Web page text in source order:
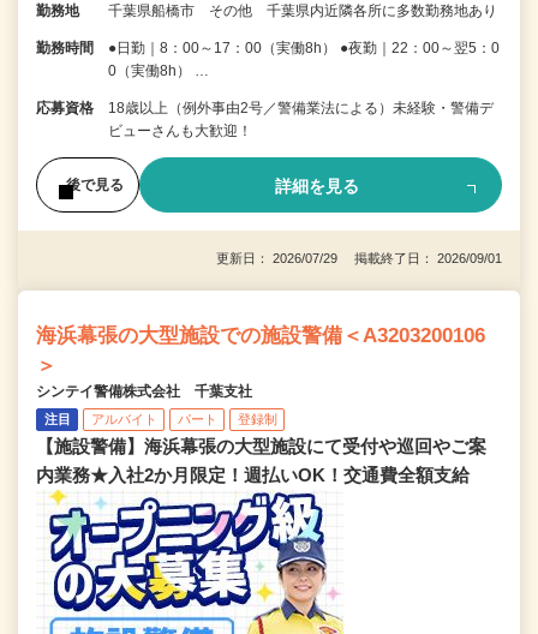
勤務地 千葉県船橋市 その他 千葉県内近隣各所に多数勤務地あり
勤務時間
●日勤｜8：00～17：00（実働8h） ●夜勤｜22：00～翌5：0
0（実働8h） …
応募資格
18歳以上（例外事由2号／警備業法による）未経験・警備デ
ビューさんも大歓迎！
後で見る 詳細を見る
更新日： 2026/07/29 掲載終了日： 2026/09/01
海浜幕張の大型施設での施設警備＜A3203200106
＞
シンテイ警備株式会社 千葉支社
注目 アルバイト パート 登録制
【施設警備】海浜幕張の大型施設にて受付や巡回やご案
内業務★入社2か月限定！週払いOK！交通費全額支給